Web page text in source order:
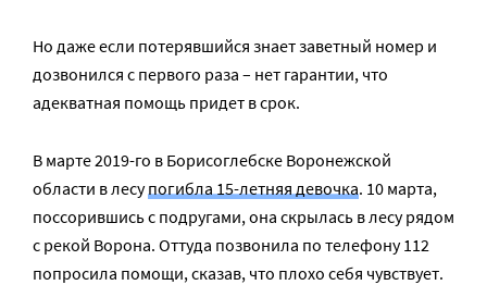
Но даже если потерявшийся знает заветный номер и
дозвонился с первого раза – нет гарантии, что
адекватная помощь придет в срок.
В марте 2019-го в Борисоглебске Воронежской
области в лесупогибла 15-летняя девочка. 10 марта,
поссорившись с подругами, она скрылась в лесу рядом
с рекой Ворона. Оттуда позвонила по телефону 112
попросила помощи, сказав, что плохо себя чувствует.